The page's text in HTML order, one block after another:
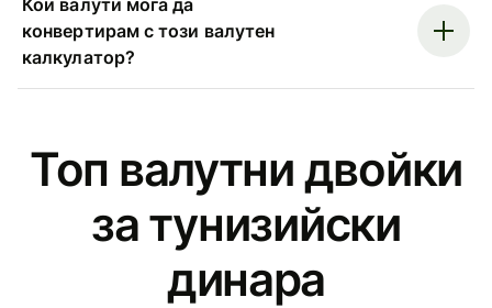
конвертирам с този валутен
калкулатор?
Топ валутни двойки
за тунизийски
динара